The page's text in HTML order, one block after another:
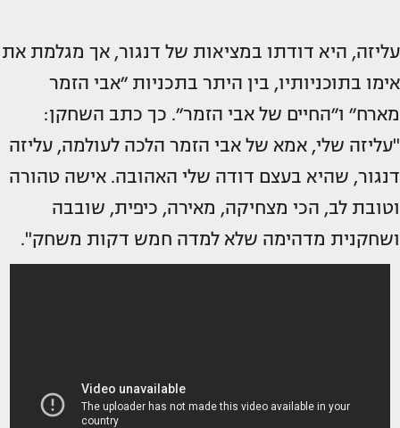
עליזה, היא דודתו במציאות של דנגור, אך מגלמת את
אימו בתוכניותיו, בין היתר בתכניות ״אבי הזמר
מארח״ ו״החיים של אבי הזמר״. כך כתב השחקן:
"עליזה שלי, אמא של אבי הזמר הלכה לעולמה, עליזה
דנגור, שהיא בעצם דודה שלי האהובה. אישה טהורה
וטובת לב, הכי מצחיקה, מאירה, כיפית, שובבה
ושחקנית מדהימה שלא למדה חמש דקות משחק".